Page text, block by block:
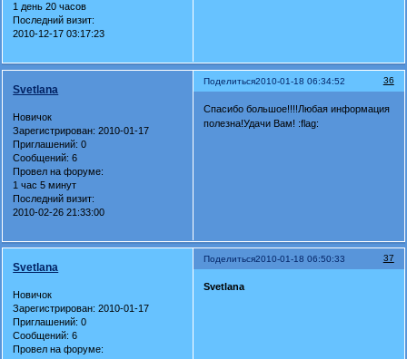
1 день 20 часов
Последний визит:
2010-12-17 03:17:23
Поделиться 36
2010-01-18 06:34:52
Svetlana
Новичок
Зарегистрирован: 2010-01-17
Приглашений: 0
Сообщений: 6
Провел на форуме:
1 час 5 минут
Последний визит:
2010-02-26 21:33:00
Спасибо большое!!!!Любая информация
полезна!Удачи Вам! :flag:
Поделиться 37
2010-01-18 06:50:33
Svetlana
Новичок
Зарегистрирован: 2010-01-17
Приглашений: 0
Сообщений: 6
Провел на форуме:
Svetlana